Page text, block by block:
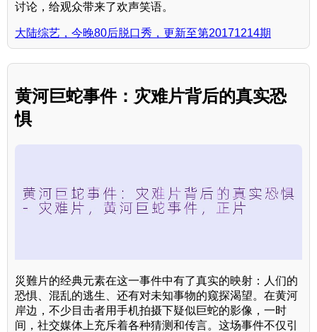
讨论，给观众带来了欢声笑语。
大陆综艺，今晚80后脱口秀，更新至第20171214期
黄河巨蛇事件：灾难片背后的真实恐
惧
災難片的经典元素在这一事件中有了真实的映射：人们的
恐惧、混乱的逃生、还有对未知事物的窥探渴望。在黄河
岸边，不少目击者用手机拍摄下疑似巨蛇的影像，一时
间，社交媒体上充斥着各种猜测和传言。这场事件不仅引